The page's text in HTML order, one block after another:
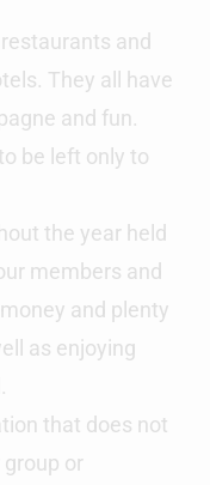
and
They all have
and fun.
be left only to
the year held
members and
and plenty
as enjoying
that does not
or